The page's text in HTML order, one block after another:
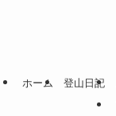
ホーム 登山日記